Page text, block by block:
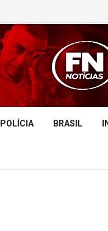
POLÍCIA BRASIL